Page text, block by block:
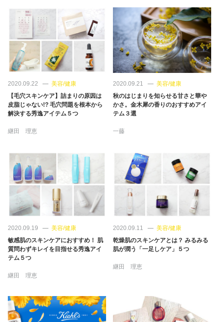
占い
性と愛
ゲーム
2020.09.22
美容/健康
【毛穴スキンケア】詰まりの原因は
皮脂じゃない!? 毛穴問題を根本から
解決する秀逸アイテム５つ
継田 理恵
2020.09.21
美容/健康
秋のはじまりを知らせる甘さと華や
かさ。金木犀の香りのおすすめアイ
テム３選
一藤
2020.09.19
美容/健康
敏感肌のスキンケアにおすすめ！ 肌
質問わずキレイを目指せる秀逸アイ
テム５つ
継田 理恵
2020.09.11
美容/健康
乾燥肌のスキンケアとは？ みるみる
肌が潤う「一足しケア」５つ
継田 理恵